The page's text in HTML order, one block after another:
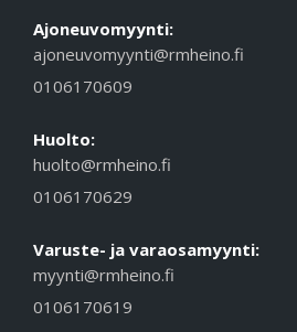
Ajoneuvomyynti:
ajoneuvomyynti@rmheino.fi
0106170609
Huolto:
huolto@rmheino.fi
0106170629
Varuste- ja varaosamyynti:
myynti@rmheino.fi
0106170619